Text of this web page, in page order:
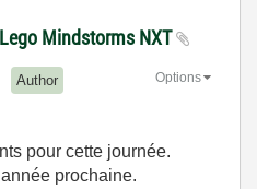
Mindstorms NXT
Author Options
pour cette journée.
prochaine.